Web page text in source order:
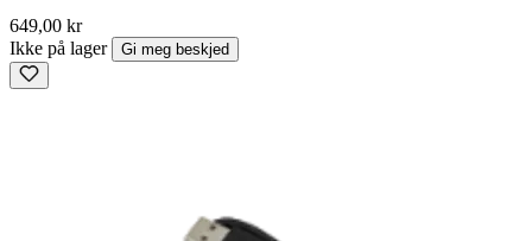
649,00 kr
Ikke på lager
Gi meg beskjed